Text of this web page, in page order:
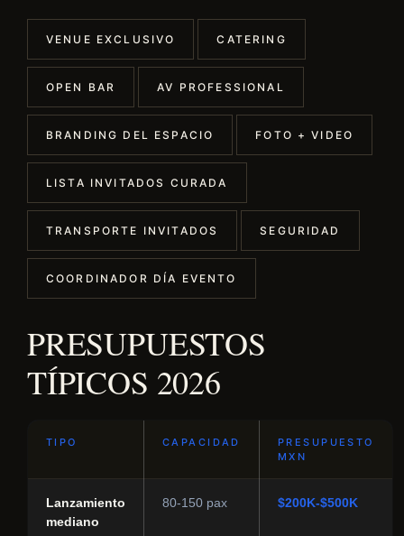
VENUE EXCLUSIVO CATERING
OPEN BAR AV PROFESSIONAL
BRANDING DEL ESPACIO FOTO + VIDEO
LISTA INVITADOS CURADA
TRANSPORTE INVITADOS SEGURIDAD
COORDINADOR DÍA EVENTO
PRESUPUESTOS
TÍPICOS 2026
TIPO CAPACIDAD
PRESUPUESTO
MXN
Lanzamiento
mediano
80-150 pax $200K-$500K